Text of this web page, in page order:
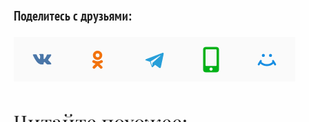
Поделитесь с друзьями: